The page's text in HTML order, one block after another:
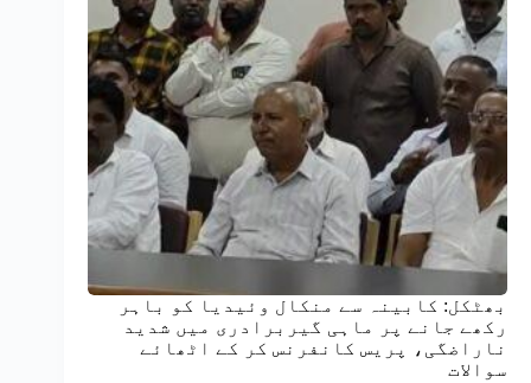
بھٹکل: کابینہ سے منکال وئیدیا کو باہر
رکھے جانے پر ماہی گیربرادری میں شدید
ناراضگی، پریس کانفرنس کر کے اٹھائے
سوالات